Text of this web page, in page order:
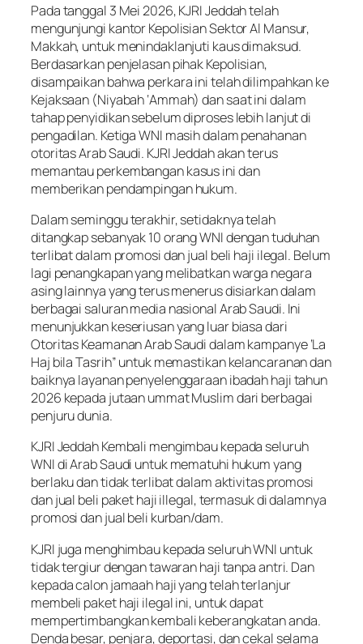
Pada tanggal 3 Mei 2026, KJRI Jeddah telah
mengunjungi kantor Kepolisian Sektor Al Mansur,
Makkah, untuk menindaklanjuti kaus dimaksud.
Berdasarkan penjelasan pihak Kepolisian,
disampaikan bahwa perkara ini telah dilimpahkan ke
Kejaksaan (Niyabah ‘Ammah) dan saat ini dalam
tahap penyidikan sebelum diproses lebih lanjut di
pengadilan. Ketiga WNI masih dalam penahanan
otoritas Arab Saudi. KJRI Jeddah akan terus
memantau perkembangan kasus ini dan
memberikan pendampingan hukum.
Dalam seminggu terakhir, setidaknya telah
ditangkap sebanyak 10 orang WNI dengan tuduhan
terlibat dalam promosi dan jual beli haji ilegal. Belum
lagi penangkapan yang melibatkan warga negara
asing lainnya yang terus menerus disiarkan dalam
berbagai saluran media nasional Arab Saudi. Ini
menunjukkan keseriusan yang luar biasa dari
Otoritas Keamanan Arab Saudi dalam kampanye ‘La
Haj bila Tasrih” untuk memastikan kelancaranan dan
baiknya layanan penyelenggaraan ibadah haji tahun
2026 kepada jutaan ummat Muslim dari berbagai
penjuru dunia.
KJRI Jeddah Kembali mengimbau kepada seluruh
WNI di Arab Saudi untuk mematuhi hukum yang
berlaku dan tidak terlibat dalam aktivitas promosi
dan jual beli paket haji illegal, termasuk di dalamnya
promosi dan jual beli kurban/dam.
KJRI juga menghimbau kepada seluruh WNI untuk
tidak tergiur dengan tawaran haji tanpa antri. Dan
kepada calon jamaah haji yang telah terlanjur
membeli paket haji ilegal ini, untuk dapat
mempertimbangkan kembali keberangkatan anda.
Denda besar, penjara, deportasi, dan cekal selama